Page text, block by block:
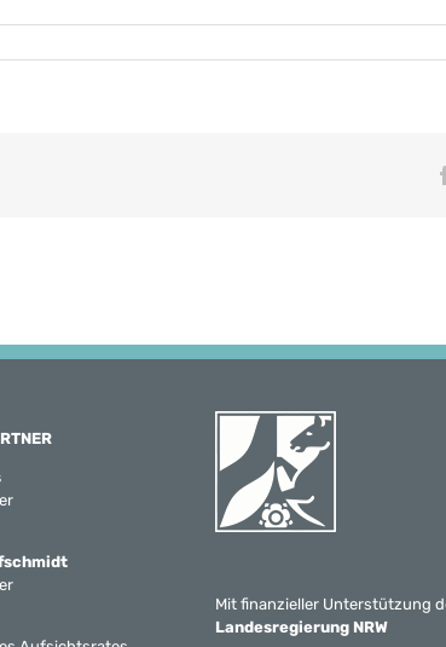
Mit finanzieller Unterstützung
Landesregierung NRW